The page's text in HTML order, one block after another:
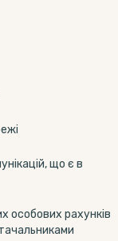
що є в
особових рахунків